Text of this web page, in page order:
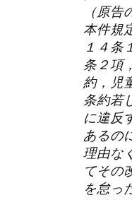
（原告
本件規
１４条
条２項
約，児
条約若
に違反
あるの
理由な
てその
を怠っ